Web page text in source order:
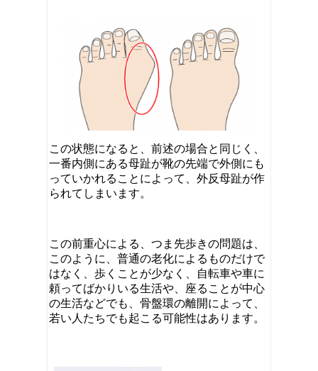
この状態になると、前述の場合と同じく、
一番内側にある母趾が靴の先端で外側にも
っていかれることによって、外反母趾が作
られてしまいます。
この前重心による、つま先歩きの問題は、
このように、普通の老化によるものだけで
はなく、歩くことが少なく、自転車や車に
頼ってばかりいる生活や、座ることが中心
の生活などでも、骨盤環の離開によって、
若い人たちでも起こる可能性はあります。